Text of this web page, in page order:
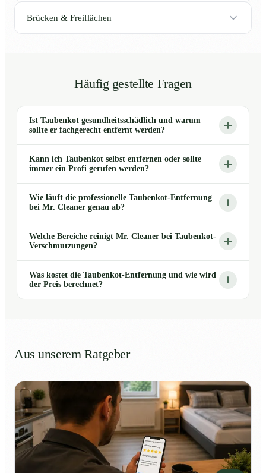
Brücken & Freiflächen
Häufig gestellte Fragen
Ist Taubenkot gesundheitsschädlich und warum
sollte er fachgerecht entfernt werden?
Kann ich Taubenkot selbst entfernen oder sollte
immer ein Profi gerufen werden?
Wie läuft die professionelle Taubenkot-Entfernung
bei Mr. Cleaner genau ab?
Welche Bereiche reinigt Mr. Cleaner bei Taubenkot-
Verschmutzungen?
Was kostet die Taubenkot-Entfernung und wie wird
der Preis berechnet?
Aus unserem Ratgeber